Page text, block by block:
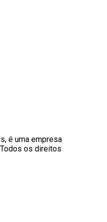
é uma empresa
os direitos